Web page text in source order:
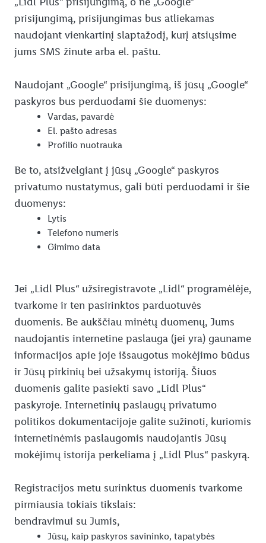
prisijungimą, prisijungimas bus atliekamas
naudojant vienkartinį slaptažodį, kurį atsiųsime
jums SMS žinute arba el. paštu.
Naudojant „Google“ prisijungimą, iš jūsų „Google“
paskyros bus perduodami šie duomenys:
Vardas, pavardė
El. pašto adresas
Profilio nuotrauka
Be to, atsižvelgiant į jūsų „Google“ paskyros
privatumo nustatymus, gali būti perduodami ir šie
duomenys:
Lytis
Telefono numeris
Gimimo data
Jei „Lidl Plus“ užsiregistravote „Lidl“ programėlėje,
tvarkome ir ten pasirinktos parduotuvės
duomenis. Be aukščiau minėtų duomenų, Jums
naudojantis internetine paslauga (jei yra) gauname
informacijos apie joje išsaugotus mokėjimo būdus
ir Jūsų pirkinių bei užsakymų istoriją. Šiuos
duomenis galite pasiekti savo „Lidl Plus“
paskyroje. Internetinių paslaugų privatumo
politikos dokumentacijoje galite sužinoti, kuriomis
internetinėmis paslaugomis naudojantis Jūsų
mokėjimų istorija perkeliama į „Lidl Plus“ paskyrą.
Registracijos metu surinktus duomenis tvarkome
pirmiausia tokiais tikslais:
bendravimui su Jumis,
Jūsų, kaip paskyros savininko, tapatybės